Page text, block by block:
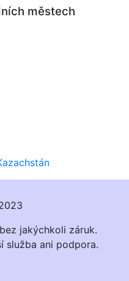
městech
jakýchkoli záruk.
služba ani podpora.